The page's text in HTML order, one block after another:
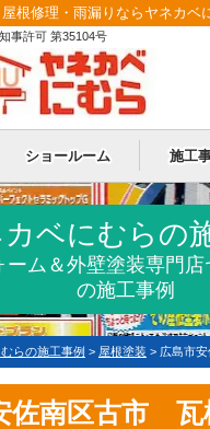
根修理・雨漏りならヤネカベ
事許可 第35104号
ショールーム 施工
ベにむらの
ーム＆外壁塗装専門店
の施工事例
らの施工事例 > 屋根塗装 > 広島市安
佐南区古市 瓦